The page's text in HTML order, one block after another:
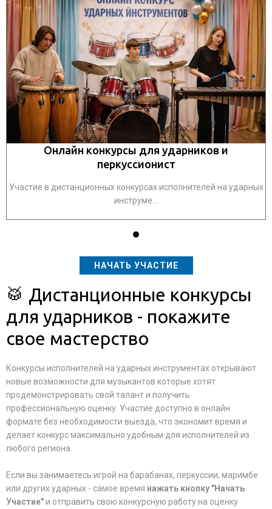
Онлайн конкурсы для ударников и
перкуссионист
Участие в дистанционных конкурсах исполнителей на ударных
инструме...
НАЧАТЬ УЧАСТИЕ
🥁 Дистанционные конкурсы
для ударников - покажите
свое мастерство
Конкурсы исполнителей на ударных инструментах открывают
новые возможности для музыкантов которые хотят
продемонстрировать свой талант и получить
профессиональную оценку. Участие доступно в онлайн
формате без необходимости выезда, что экономит время и
делает конкурс максимально удобным для исполнителей из
любого региона.
Если вы занимаетесь игрой на барабанах, перкуссии, маримбе
или других ударных - самое время нажать кнопку "Начать
Участие"и отправить свою конкурсную работу на оценку